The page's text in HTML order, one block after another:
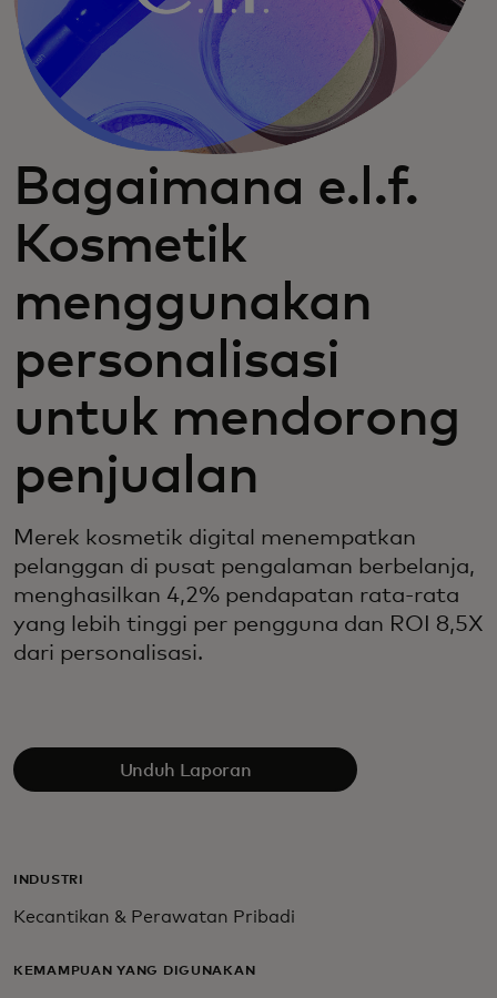
Bagaimana e.l.f.
Kosmetik
menggunakan
personalisasi
untuk mendorong
penjualan
Merek kosmetik digital menempatkan
pelanggan di pusat pengalaman berbelanja,
menghasilkan 4,2% pendapatan rata-rata
yang lebih tinggi per pengguna dan ROI 8,5X
dari personalisasi.
Unduh Laporan
INDUSTRI
Kecantikan & Perawatan Pribadi
KEMAMPUAN YANG DIGUNAKAN